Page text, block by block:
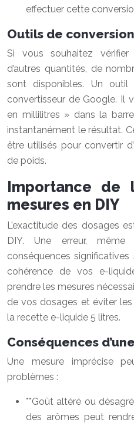
effectuer cette
Outils de
Si vous souhaitez
d’autres quantités, de
sont disponibles. Un
convertisseur de Google. Il
en millilitres » dans la
instantanément le résultat.
être utilisés pour convertir
de poids.
Importance de
mesures en DIY
L’exactitude des dosages
DIY. Une erreur,
conséquences
cohérence de vos e-
prendre les mesures
de vos dosages et éviter
la recette e-liquide 5 litres.
Conséquences
Une mesure imprécise
problèmes :
**Goût altéré ou
des arômes peut